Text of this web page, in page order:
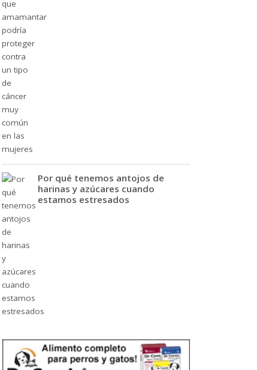
Por qué tenemos antojos de
harinas y azúcares cuando
estamos estresados